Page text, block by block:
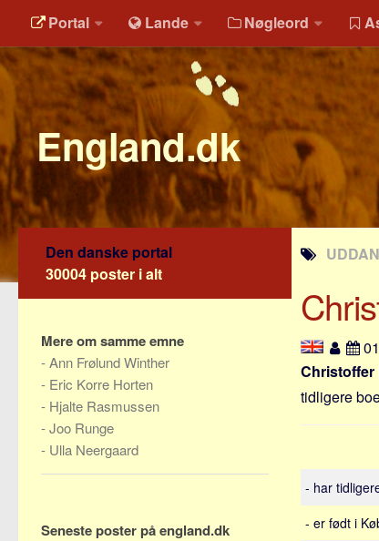
Portal Lande Nøgleord
England.dk
Christoffer
tidligere
- har
- er født i
Den danske portal
30004 poster i alt
Mere om samme emne
-Ann Frølund Winther
- Eric Korre Horten
- Hjalte Rasmussen
-Joo Runge
- Ulla Neergaard
Seneste poster på england.dk